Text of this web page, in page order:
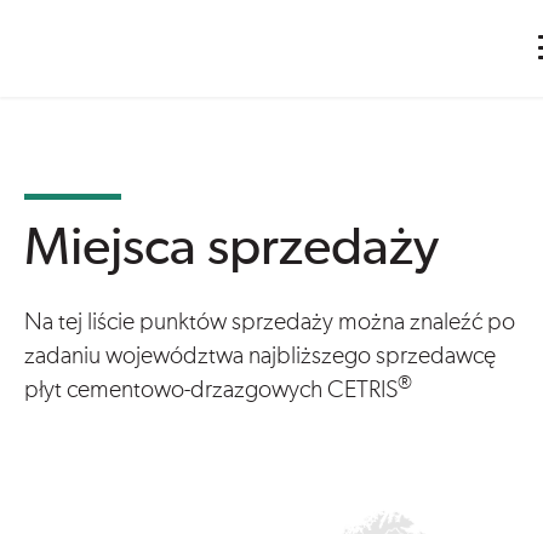
Miejsca sprzedaży
Na tej liście punktów sprzedaży można znaleźć po
zadaniu województwa najbliższego sprzedawcę
płyt cementowo-drzazgowych CETRIS®